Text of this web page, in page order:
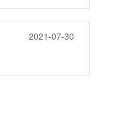
2021-07-30